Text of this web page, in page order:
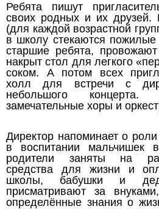
Ребята пишут
своих родных и их друзей.
(для каждой возрастной
в школу стекаются
старшие ребята,
накрыт стол для легкого
соком. А потом всех
холл для встречи с
небольшого
замечательные хоры и
Директор напоминает о
в воспитании мальчишек
родители заняты на
средства для жизни и
школы, бабушки и
присматривают за
определённые знания о